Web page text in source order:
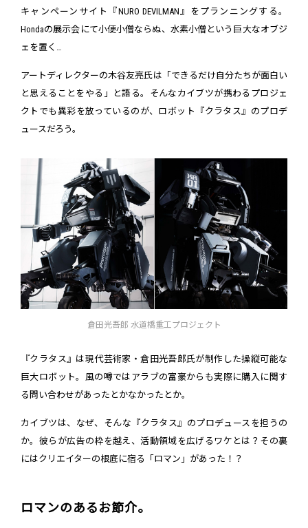
キャンペーンサイト『NURO DEVILMAN』をプランニングする。
Hondaの展示会にて小便小僧ならぬ、水素小僧という巨大なオブジ
ェを置く…
アートディレクターの木谷友亮氏は「できるだけ自分たちが面白い
と思えることをやる」と語る。そんなカイブツが携わるプロジェ
クトでも異彩を放っているのが、ロボット『クラタス』のプロデ
ュースだろう。
倉田光吾郎 水道橋重工プロジェクト
『クラタス』は現代芸術家・倉田光吾郎氏が制作した操縦可能な
巨大ロボット。風の噂ではアラブの富豪からも実際に購入に関す
る問い合わせがあったとかなかったとか。
カイブツは、なぜ、そんな『クラタス』のプロデュースを担うの
か。彼らが広告の枠を越え、活動領域を広げるワケとは？その裏
にはクリエイターの根底に宿る「ロマン」があった！？
ロマンのあるお節介。